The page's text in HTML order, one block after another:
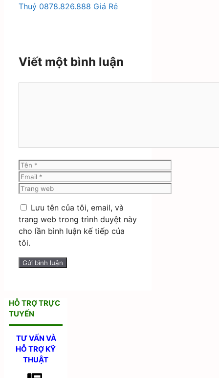
Thuỷ 0878.826.888 Giá Rẻ
Viết một bình luận
Tên
Email
Trang
Lưu tên của tôi, email, và
trang web trong trình duyệt này
cho lần bình luận kế tiếp của
tôi.
HỖ TRỢ TRỰC
TUYẾN
TƯ VẤN VÀ
HỖ TRỢ KỸ
THUẬT